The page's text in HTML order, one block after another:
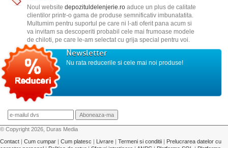
Noul website depozituldelenjerie.roaduce un plus de calitate
clientilor printr-o gama de produse semnificativ imbunatatita.
Multumim pentru suportul pe care ni l-ati oferit pana acum si
va invitam sa descoperiti probabil cele mai frumoase modele
de chiloti, pe care le-am selectat cu grija special pentru voi.
Newsletter
Nu rata reducerile si cele mai noi produse!
© Copyright 2026, Duras Media
Contact | Cum cumpar | Cum platesc | Livrare | Termeni si conditii | Prelucrarea datelor cu